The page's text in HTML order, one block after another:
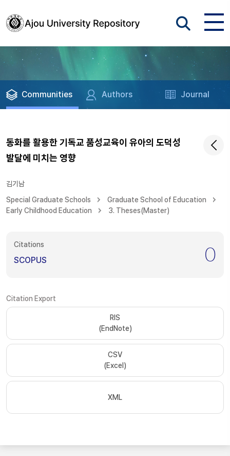
Communities Authors Journal
동화를 활용한 기독교 품성교육이 유아의 도덕성
발달에 미치는 영향
김기남
Special Graduate Schools
Graduate School of Education
Early Childhood Education
3. Theses(Master)
Citations
SCOPUS 0
Citation Export
RIS
(EndNote)
CSV
(Excel)
XML